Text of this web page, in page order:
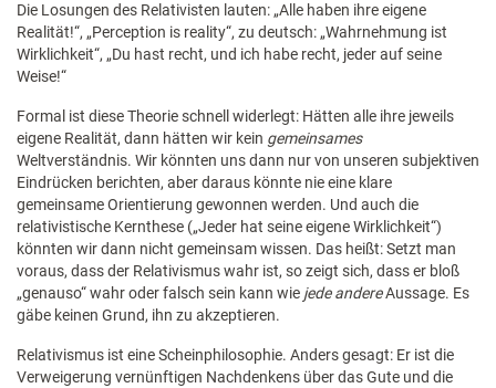
Die Losungen des Relativisten lauten: „Alle haben ihre eigene
Realität!“, „Perception is reality“, zu deutsch: „Wahrnehmung ist
Wirklichkeit“, „Du hast recht, und ich habe recht, jeder auf seine
Weise!“
Formal ist diese Theorie schnell widerlegt: Hätten alle ihre jeweils
eigene Realität, dann hätten wir kein gemeinsames
Weltverständnis. Wir könnten uns dann nur von unseren subjektiven
Eindrücken berichten, aber daraus könnte nie eine klare
gemeinsame Orientierung gewonnen werden. Und auch die
relativistische Kernthese („Jeder hat seine eigene Wirklichkeit“)
könnten wir dann nicht gemeinsam wissen. Das heißt: Setzt man
voraus, dass der Relativismus wahr ist, so zeigt sich, dass er bloß
„genauso“ wahr oder falsch sein kann wie jede andereAussage. Es
gäbe keinen Grund, ihn zu akzeptieren.
Relativismus ist eine Scheinphilosophie. Anders gesagt: Er ist die
Verweigerung vernünftigen Nachdenkens über das Gute und die